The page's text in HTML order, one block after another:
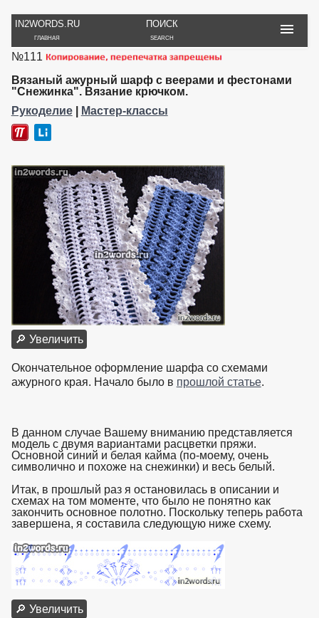
IN2WORDS.RU
ГЛАВНАЯ
ПОИСК
SEARCH
РУКОДЕЛИЕ ТОВАРЫ ПУТЕШЕСТВИЯ
ИГРЫ ОБОИ
№111
Вязаный ажурный шарф с веерами и фестонами
"Снежинка". Вязание крючком.
Рукоделие| Мастер-классы
🔎 Увеличить
Окончательное оформление шарфа со схемами
ажурного края. Начало было в прошлой статье.
В данном случае Вашему вниманию представляется
модель с двумя вариантами расцветки пряжи.
Основной синий и белая кайма (по-моему, очень
символично и похоже на снежинки) и весь белый.
Итак, в прошлый раз я остановилась в описании и
схемах на том моменте, что было не понятно как
закончить основное полотно. Поскольку теперь работа
завершена, я составила следующую ниже схему.
🔎 Увеличить